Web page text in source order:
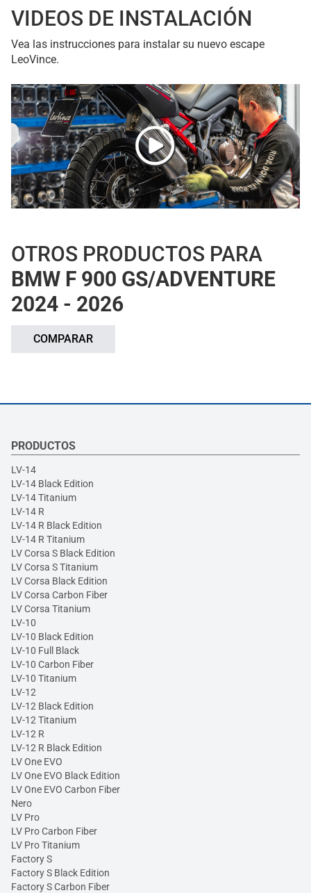
VIDEOS DE INSTALACIÓN
Vea las instrucciones para instalar su nuevo escape
LeoVince.
OTROS PRODUCTOS PARA
BMW F 900 GS/ADVENTURE
2024 - 2026
COMPARAR
PRODUCTOS
LV-14
LV-14 Black Edition
LV-14 Titanium
LV-14 R
LV-14 R Black Edition
LV-14 R Titanium
LV Corsa S Black Edition
LV Corsa S Titanium
LV Corsa Black Edition
LV Corsa Carbon Fiber
LV Corsa Titanium
LV-10
LV-10 Black Edition
LV-10 Full Black
LV-10 Carbon Fiber
LV-10 Titanium
LV-12
LV-12 Black Edition
LV-12 Titanium
LV-12 R
LV-12 R Black Edition
LV One EVO
LV One EVO Black Edition
LV One EVO Carbon Fiber
Nero
LV Pro
LV Pro Carbon Fiber
LV Pro Titanium
Factory S
Factory S Black Edition
Factory S Carbon Fiber